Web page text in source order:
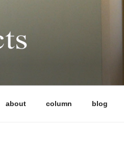
下でも「高性能」と「魅力的
設計監理してきました。気候
成り立ちを考える設計手法に
about column blog